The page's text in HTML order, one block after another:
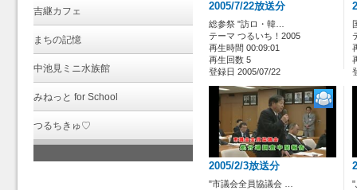
吉継カフェ
まちの記憶
中池見ミニ水族館
みねっと for School
つるちきゅ♡
2005/7/22放送分
総参祭 "訪ロ・韓…
テーマ つるいち！2005
再生時間 00:09:01
再生回数 5
登録日 2005/07/22
2005/2/3放送分
"市議会全員協議会 …
"